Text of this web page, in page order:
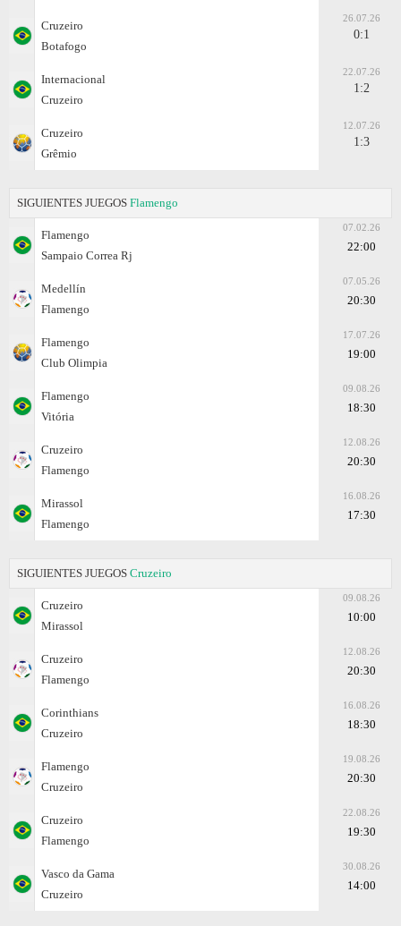
Cruzeiro
Botafogo
26.07.26
0:1
Internacional
Cruzeiro
22.07.26
1:2
Cruzeiro
Grêmio
12.07.26
1:3
SIGUIENTES JUEGOS Flamengo
Flamengo
Sampaio Correa Rj
07.02.26
22:00
Medellín
Flamengo
07.05.26
20:30
Flamengo
Club Olimpia
17.07.26
19:00
Flamengo
Vitória
09.08.26
18:30
Cruzeiro
Flamengo
12.08.26
20:30
Mirassol
Flamengo
16.08.26
17:30
SIGUIENTES JUEGOS Cruzeiro
Cruzeiro
Mirassol
09.08.26
10:00
Cruzeiro
Flamengo
12.08.26
20:30
Corinthians
Cruzeiro
16.08.26
18:30
Flamengo
Cruzeiro
19.08.26
20:30
Cruzeiro
Flamengo
22.08.26
19:30
Vasco da Gama
Cruzeiro
30.08.26
14:00